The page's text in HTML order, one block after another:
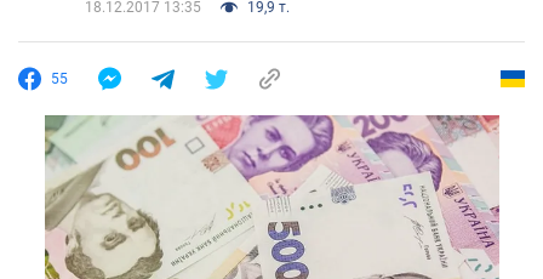
18.12.2017 13:35
19,9 т.
55